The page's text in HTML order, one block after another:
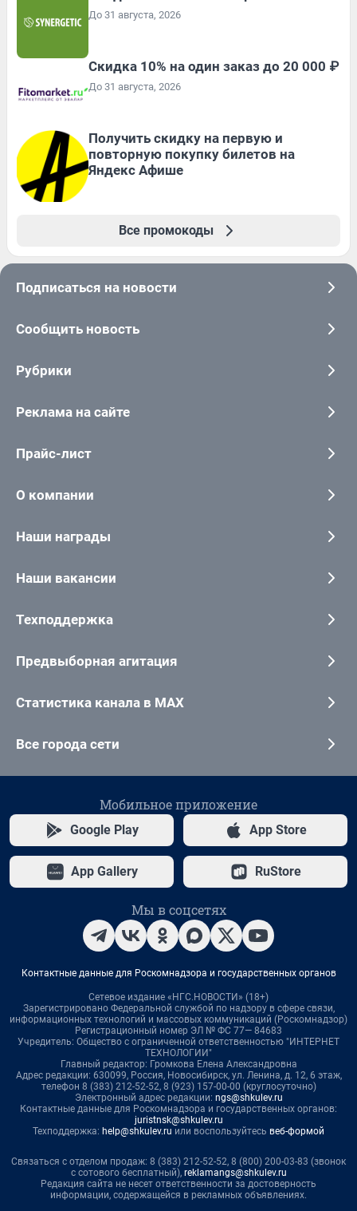
До 31 августа, 2026
Скидка 10% на один заказ до 20 000 ₽
До 31 августа, 2026
Получить скидку на первую и
повторную покупку билетов на
Яндекс Афише
Все промокоды
Подписаться на новости
Сообщить новость
Рубрики
Реклама на сайте
Прайс-лист
О компании
Наши награды
Наши вакансии
Техподдержка
Предвыборная агитация
Статистика канала в MAX
Все города сети
Мобильное приложение
Google Play App Store
App Gallery RuStore
Мы в соцсетях
Контактные данные для Роскомнадзора и государственных органов
Сетевое издание «НГС.НОВОСТИ» (18+)
Зарегистрировано Федеральной службой по надзору в сфере связи,
информационных технологий и массовых коммуникаций (Роскомнадзор)
Регистрационный номер ЭЛ № ФС 77— 84683
Учредитель: Общество с ограниченной ответственностью "ИНТЕРНЕТ
ТЕХНОЛОГИИ"
Главный редактор: Громкова Елена Александровна
Адрес редакции: 630099, Россия, Новосибирск, ул. Ленина, д. 12, 6 этаж,
телефон 8 (383) 212-52-52, 8 (923) 157-00-00 (круглосуточно)
Электронный адрес редакции: ngs@shkulev.ru
Контактные данные для Роскомнадзора и государственных органов:
juristnsk@shkulev.ru
Техподдержка: help@shkulev.ru или воспользуйтесь веб-формой
Связаться с отделом продаж: 8 (383) 212-52-52, 8 (800) 200-03-83 (звонок
с сотового бесплатный), reklamangs@shkulev.ru
Редакция сайта не несет ответственности за достоверность
информации, содержащейся в рекламных объявлениях.